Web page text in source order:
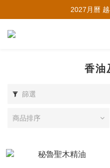
推薦新會員入
2027月曆
推薦新會員入
香油
篩選
商品排序